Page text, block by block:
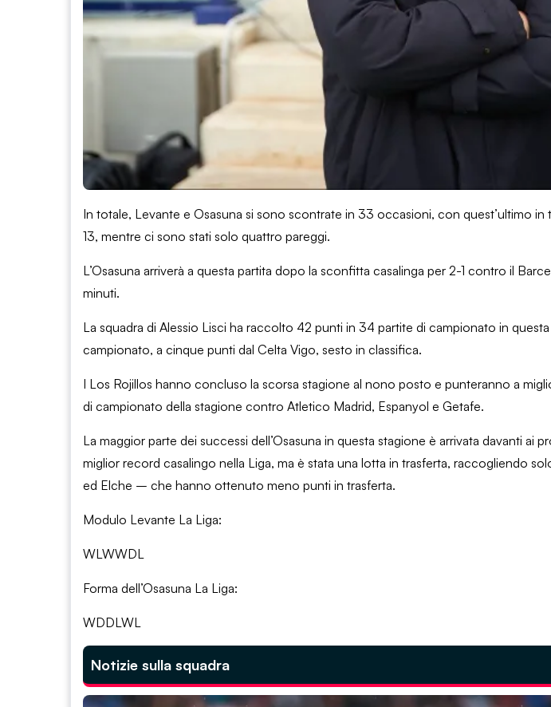
In totale, Levante e Osasuna si sono scontrate in 33 occasioni, con quest’ultimo in
13, mentre ci sono stati solo quattro pareggi.
L’Osasuna arriverà a questa partita dopo la sconfitta casalinga per 2-1 contro il
minuti.
La squadra di Alessio Lisci ha raccolto 42 punti in 34 partite di campionato in
campionato, a cinque punti dal Celta Vigo, sesto in classifica.
I Los Rojillos hanno concluso la scorsa stagione al nono posto e punteranno a
di campionato della stagione contro Atletico Madrid, Espanyol e Getafe.
La maggior parte dei successi dell’Osasuna in questa stagione è arrivata davanti ai
miglior record casalingo nella Liga, ma è stata una lotta in trasferta, raccogliendo
ed Elche – che hanno ottenuto meno punti in trasferta.
Modulo Levante La Liga:
WLWWDL
Forma dell’Osasuna La Liga:
WDDLWL
Notizie sulla squadra